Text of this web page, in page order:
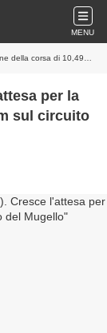
MENU
km sul circuito del Mugello
per la
sul circuito